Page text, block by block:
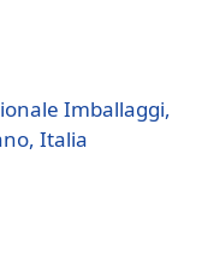
Imballaggi,
Italia